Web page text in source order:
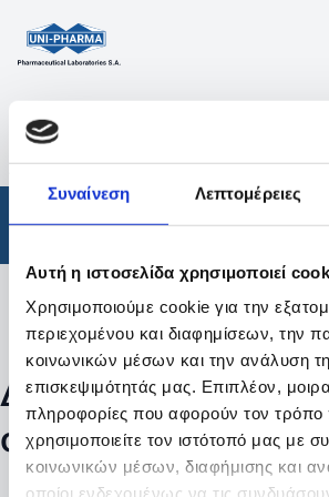
Συναίνεση Λεπτομέρειες
Αυτή η ιστοσελίδα χρησιμοποιεί
Χρησιμοποιούμε cookie για την
περιεχομένου και διαφημίσεων, την
κοινωνικών μέσων και την ανάλυση
επισκεψιμότητάς μας. Επιπλέον,
πληροφορίες που αφορούν τον τρόπο
χρησιμοποιείτε τον ιστότοπό μας με
κοινωνικών μέσων, διαφήμισης και
οποίοι ενδεχομένως να τις
ΠΡΟΪΟΝΤΑ
ΑΠΟΤΕΛΕΣΜΑΤΑ ΑΝΑΖΗΤΗΣΗΣ
Φάρμακα
Φίλτρα
Δεν βρέθηκαν
συγκεκριμένα